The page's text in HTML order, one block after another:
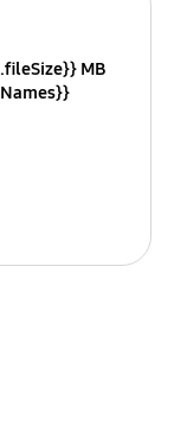
MB